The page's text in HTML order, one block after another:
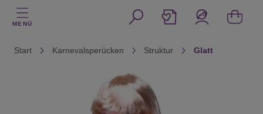
MENÜ
Start Karnevalsperücken Struktur Glatt